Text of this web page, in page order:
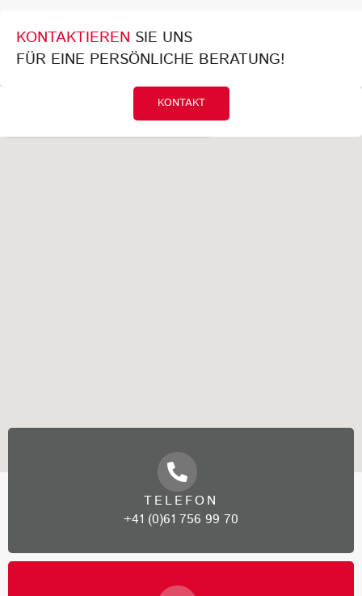
KONTAKTIEREN SIE UNS
FÜR EINE PERSÖNLICHE BERATUNG!
KONTAKT
TELEFON
+41 (0)61 756 99 70